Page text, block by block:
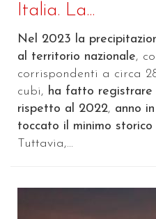
Italia. La...
Nel 2023 la
al territorio nazionale,
corrispondenti a circa
cubi, ha fatto registrare
rispetto al 2022, anno
toccato il minimo
Tuttavia,...